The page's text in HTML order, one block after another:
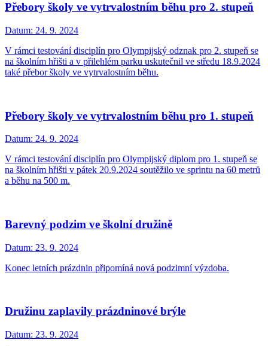
Přebory školy ve vytrvalostním běhu pro 2. stupeň
Datum: 24. 9. 2024
V rámci testování disciplín pro Olympijský odznak pro 2. stupeň se
na školním hřišti a v přilehlém parku uskutečnil ve středu 18.9.2024
také přebor školy ve vytrvalostním běhu.
Přebory školy ve vytrvalostním běhu pro 1. stupeň
Datum: 24. 9. 2024
V rámci testování disciplín pro Olympijský diplom pro 1. stupeň se
na školním hřišti v pátek 20.9.2024 soutěžilo ve sprintu na 60 metrů
a běhu na 500 m.
Barevný podzim ve školní družině
Datum: 23. 9. 2024
Konec letních prázdnin připomíná nová podzimní výzdoba.
Družinu zaplavily prázdninové brýle
Datum: 23. 9. 2024